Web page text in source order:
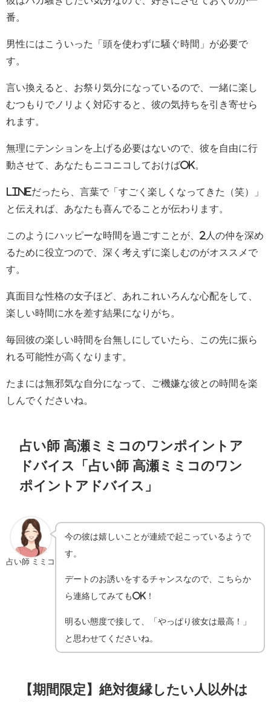
番。
男性にはこういった「頭を使わずに騒ぐ時間」が必要で
す。
言い換えると、お祭り気分になっているので、一緒に楽し
むつもりでノリよく対応すると、彼の気持ちを引き寄せら
れます。
無理にテンションを上げる必要はないので、彼を自由に行
動させて、あなたもニコニコしておけばOK。
LINEだったら、言葉で「すごく楽しくなってきた（笑）」
と伝えれば、あなたも喜んでることが伝わります。
このようにハッピーな時間を過ごすことが、2人の仲を深め
るために役立つので、深く考えずに楽しむのがオススメで
す。
真面目な性格の女子ほど、あれこれいろんな心配をして、
楽しい時間に水を差す結果になりがち。
毎回彼の楽しい時間を台無しにしていたら、この先に振ら
れる可能性が高くなります。
たまには無邪気な自分になって、ご機嫌な彼との時間を楽
しんでくださいね。
占い師 高瀬ミミコのワンポイントア
ドバイス「占い師 高瀬ミミコのワン
ポイントアドバイス」
占い師 ミミコ
今の彼は嬉しいことが連続で起こっているようで
す。
デートのお誘いをするチャンスなので、こちらか
ら連絡してみてもOK！
明るい態度で接して、「やっぱり彼女は最高！」
と思わせてくださいね。
【期間限定】絶対復縁したい人以外は